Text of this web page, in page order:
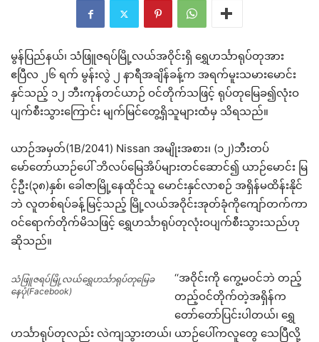
မွန်ပြည်နယ်၊ သံဖြူဇရပ်မြို့လယ်အဝိုင်းရှိ ရွှေဟင်္သာရုပ်တုအား
ဧပြီလ ၂၆ ရက် မွန်းလွဲ ၂ နာရီအချိန်ခန့်က အရက်မူးသမားမောင်း
နှင်သည့် ၁၂ ဘီးကုန်တင်ယာဉ် ဝင်တိုက်သဖြင့် ရုပ်တုမြေခ၍လုံးဝ
ပျက်စီးသွားကြောင်း မျက်မြင်တွေ့ရှိသူများထံမှ သိရသည်။
ယာဉ်အမှတ်(1B/2041) Nissan အမျိုးအစား၊ (၁၂)ဘီးတပ်
မော်တော်ယာဉ်ပေါ် ဘိလပ်မြေအိပ်များတင်ဆောင်၍ ယာဉ်မောင်း မြ
င့်ဦး(၃၈)နှစ်၊ ခေါဇာမြို့နေထိုင်သူ မောင်းနှင်လာစဉ် အရှိန်မထိန်းနိုင်
ဘဲ လူတစ်ရပ်ခန့်မြင့်သည့် မြို့လယ်အဝိုင်းအုတ်ခုံကိုကျော်တက်ကာ
ဝင်ရောက်တိုက်မိသဖြင့် ရွှေဟင်္သာရုပ်တုလုံးဝပျက်စီးသွားသည်ဟု
ဆိုသည်။
သံဖြူဇရပ်မြို့လယ်ရွှေဟင်္သာရုပ်တုမြေခ
နေပုံ(Facebook)
‘‘အဝိုင်းကို ကွေ့မဝင်ဘဲ တည့်
တည့်ဝင်တိုက်တဲ့အရှိန်က
တော်တော်ပြင်းပါတယ်၊ ရွှေ
ဟင်္သာရုပ်တုလည်း လဲကျသွားတယ်၊ ယာဉ်ပေါ်ကလူတွေ သေပြီလို့